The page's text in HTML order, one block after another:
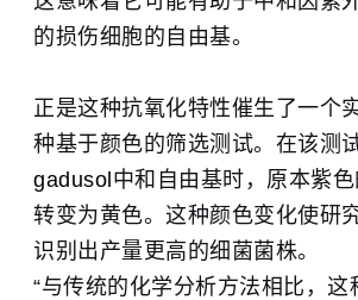
的损伤细胞的自由基。
正是这种抗氧化特性催生了一个
种基于颜色的筛选测试。在该测
gadusol中和自由基时，原本紫
转变为黄色。这种颜色变化使研
识别出产量更高的细菌菌株。
“与传统的化学分析方法相比，这